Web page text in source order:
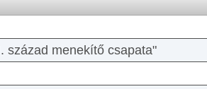
század menekítő csapata"